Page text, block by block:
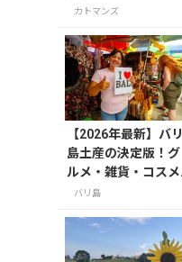
カトマンズ
【2026年最新】バリ
島土産の決定版！グ
ルメ・雑貨・コスメ
のおすすめ20選
バリ島